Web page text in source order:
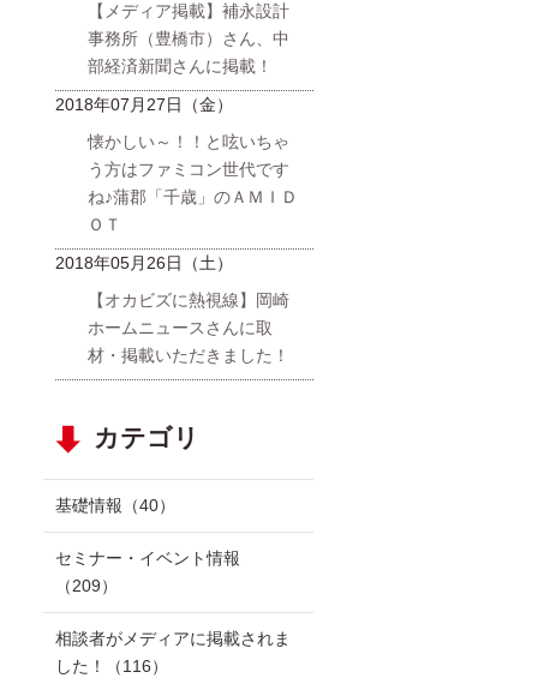
【メディア掲載】補永設計
事務所（豊橋市）さん、中
部経済新聞さんに掲載！
2018年07月27日（金）
懐かしい～！！と呟いちゃ
う方はファミコン世代です
ね♪蒲郡「千歳」のＡＭＩＤ
ＯＴ
2018年05月26日（土）
【オカビズに熱視線】岡崎
ホームニュースさんに取
材・掲載いただきました！
カテゴリ
基礎情報 （40）
セミナー・イベント情報
（209）
相談者がメディアに掲載されま
した！
（116）